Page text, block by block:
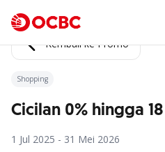
Kembali ke Promo
Shopping
Cicilan 0% hingga
1 Jul 2025 - 31 Mei 2026